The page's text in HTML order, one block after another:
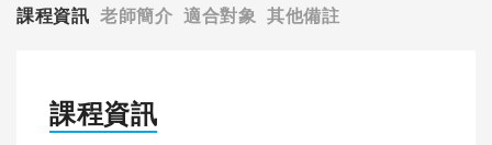
課程資訊 老師簡介 適合對象 其他備註
課程資訊